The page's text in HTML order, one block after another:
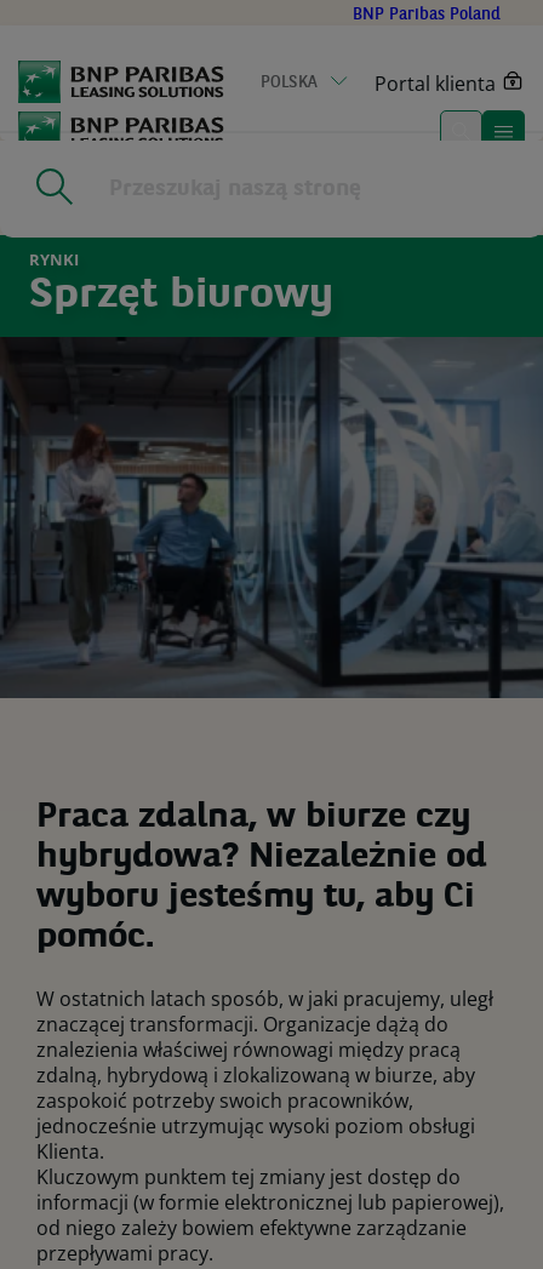
main
content
BNP Paribas Poland
POLSKA Portal klienta
Home
RYNKI
Sprzęt biurowy
Praca zdalna, w biurze czy
hybrydowa? Niezależnie od
wyboru jesteśmy tu, aby Ci
pomóc.
W ostatnich latach sposób, w jaki pracujemy, uległ
znaczącej transformacji. Organizacje dążą do
znalezienia właściwej równowagi między pracą
zdalną, hybrydową i zlokalizowaną w biurze, aby
zaspokoić potrzeby swoich pracowników,
jednocześnie utrzymując wysoki poziom obsługi
Klienta.
Kluczowym punktem tej zmiany jest dostęp do
informacji (w formie elektronicznej lub papierowej),
od niego zależy bowiem efektywne zarządzanie
przepływami pracy.